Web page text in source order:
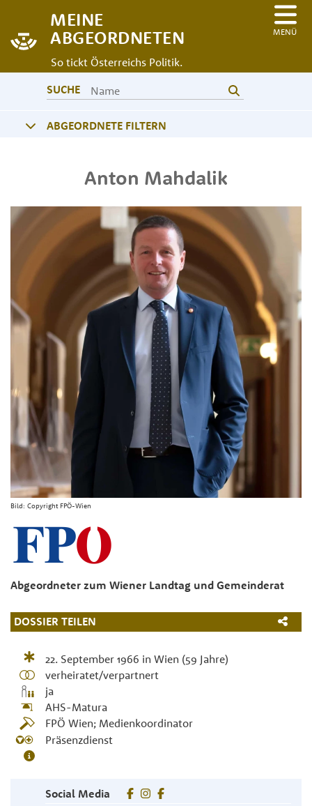
MEINE
ABGEORDNETEN
So tickt Österreichs Politik.
MENÜ
SUCHE
ABGEORDNETE FILTERN
Anton Mahdalik
Bild: Copyright FPÖ-Wien
Abgeordneter zum Wiener Landtag und Gemeinderat
DOSSIER TEILEN
22. September 1966 in Wien (59 Jahre)
verheiratet/verpartnert
ja
AHS-Matura
FPÖ Wien; Medienkoordinator
Präsenzdienst
Social Media